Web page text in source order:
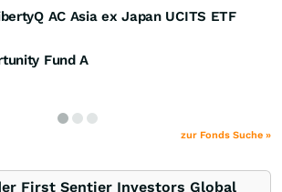
AC Asia ex Japan UCITS ETF
Fund A
zur Fonds Suche »
First Sentier Investors Global